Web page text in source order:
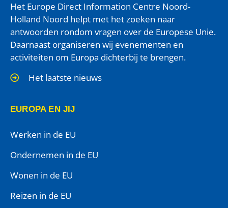
Het Europe Direct Information Centre Noord-
Holland Noord helpt met het zoeken naar
antwoorden rondom vragen over de Europese Unie.
Daarnaast organiseren wij evenementen en
activiteiten om Europa dichterbij te brengen.
Het laatste nieuws
EUROPA EN JIJ
Werken in de EU
Ondernemen in de EU
Wonen in de EU
Reizen in de EU